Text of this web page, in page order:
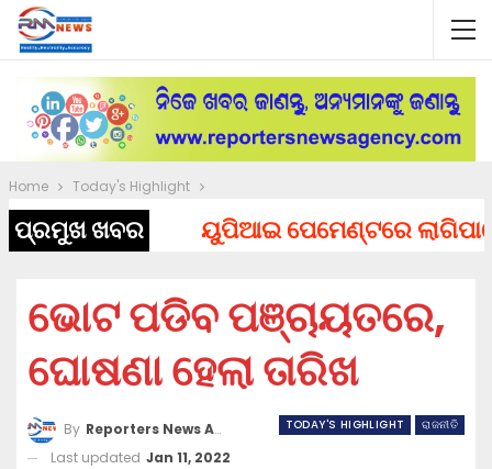
Home Today's Highlight
ପ୍ରମୁଖ ଖବର ୟୁପିଆଇ ପେମେଣ୍ଟରେ ଲାଗିପାରେ
ଭୋଟ ପଡିବ ପଞ୍ଚାୟତରେ,
ଘୋଷଣା ହେଲା ତାରିଖ
TODAY'S HIGHLIGHT ରାଜନୀତି
By Reporters News Agency
Last updated Jan 11, 2022